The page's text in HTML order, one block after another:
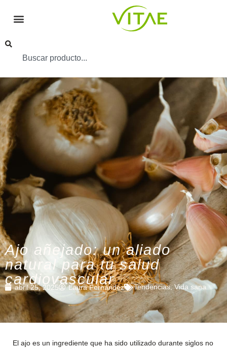
Ajo añejado: un aliado
natural para tu salud
cardiovascular
abril 25, 2025 Laura Fernández Tendencias,Vida sana
El ajo es un ingrediente que ha sido utilizado durante siglos no